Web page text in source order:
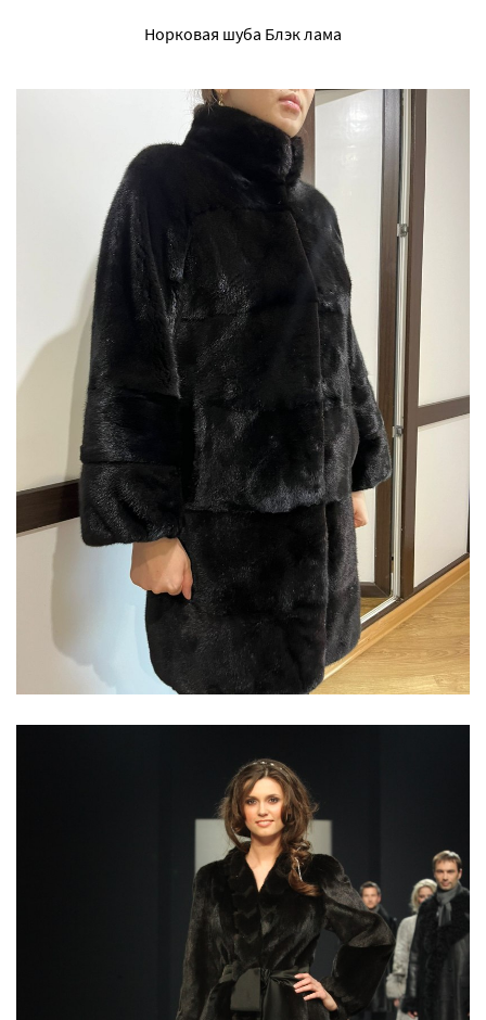
Норковая шуба Блэк лама